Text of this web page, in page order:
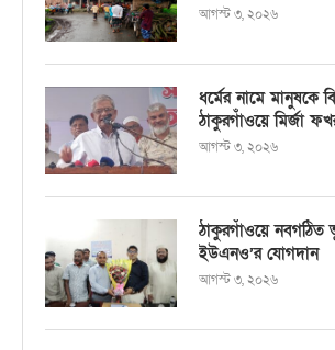
আগস্ট ৩, ২০২৬
ধর্মের নামে মানুষকে
ঠাকুরগাঁওয়ে মির্জা
আগস্ট ৩, ২০২৬
ঠাকুরগাঁওয়ে নবগঠিত
ইউএনও’র যোগদান
আগস্ট ৩, ২০২৬